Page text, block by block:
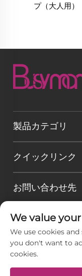
プ（大人用）
製品カテゴリ
クイックリンク
お問い合わせ先
電話番号：+86-
Office add : 中国
太行山路128-8番地
We value
We use cookies
you don't want to
cookies.